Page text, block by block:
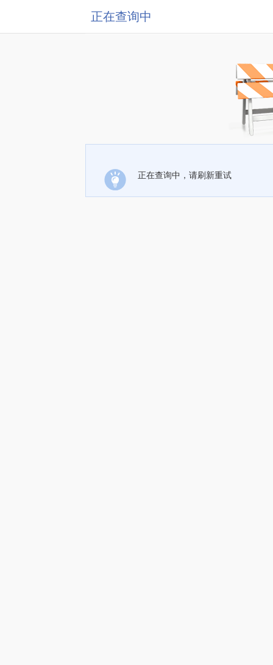
正在查询中
正在查询中，请刷新重试